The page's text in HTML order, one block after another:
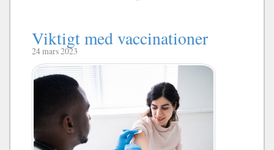
Viktigt med vaccinationer
24 mars 2023